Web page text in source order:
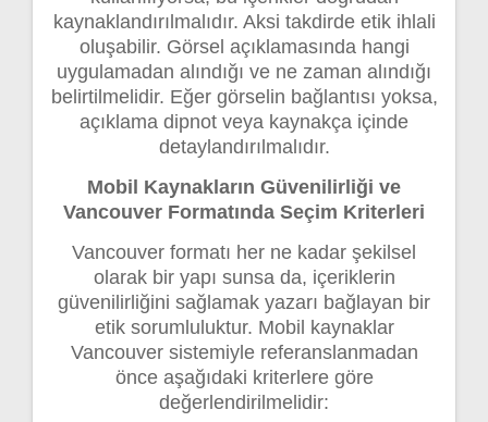
kaynaklandırılmalıdır. Aksi takdirde etik ihlali
oluşabilir. Görsel açıklamasında hangi
uygulamadan alındığı ve ne zaman alındığı
belirtilmelidir. Eğer görselin bağlantısı yoksa,
açıklama dipnot veya kaynakça içinde
detaylandırılmalıdır.
Mobil Kaynakların Güvenilirliği ve
Vancouver Formatında Seçim Kriterleri
Vancouver formatı her ne kadar şekilsel
olarak bir yapı sunsa da, içeriklerin
güvenilirliğini sağlamak yazarı bağlayan bir
etik sorumluluktur. Mobil kaynaklar
Vancouver sistemiyle referanslanmadan
önce aşağıdaki kriterlere göre
değerlendirilmelidir: